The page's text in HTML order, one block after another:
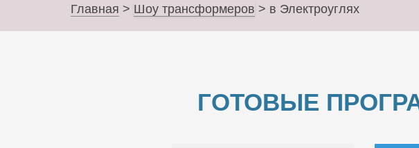
Главная > Шоу трансформеров > в Электроуглях
ГОТОВЫЕ